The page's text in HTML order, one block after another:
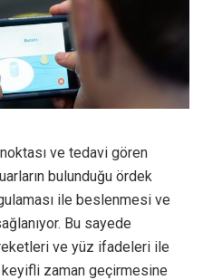
ve tedavi gören
bulunduğu ördek
ile beslenmesi ve
Bu sayede
ve yüz ifadeleri ile
keyifli zaman geçirmesine